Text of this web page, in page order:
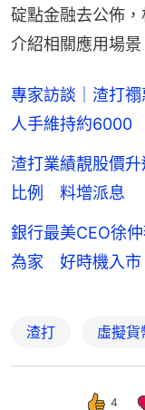
碇點金融去公佈
介紹相關應用場景
專家訪談｜渣打
人手維持約6000
渣打業績靚股價
比例 料增派息
銀行最美CEO徐
為家 好時機入市
渣打 虛擬貨
4